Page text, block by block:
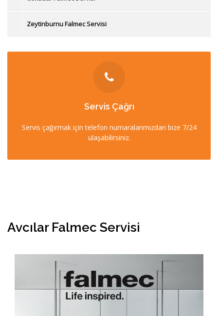
Zeytinburnu Falmec Servisi
Servis Çağrı
Servis çağırmak için telefon numaralarımızdan bize 7/24
ulaşabilirsiniz.
İLETİŞİM
0212 358 57 57
0532 403 22 00 (7/24)
Avcılar Falmec Servisi